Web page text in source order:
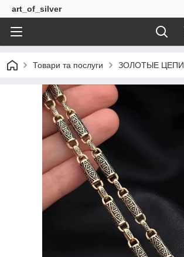
art_of_silver
Товари та послуги ЗОЛОТЫЕ ЦЕПИ